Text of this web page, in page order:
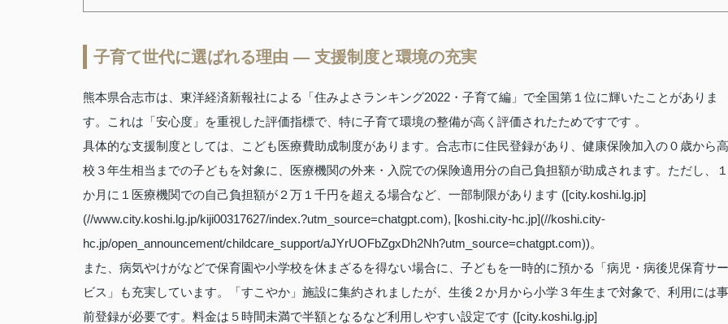
子育て世代に選ばれる理由 ― 支援制度と環境の充実
熊本県合志市は、東洋経済新報社による「住みよさランキング2022・子育て編」で全国第１位に輝いたことがありま
す。これは「安心度」を重視した評価指標で、特に子育て環境の整備が高く評価されたためですです 。
具体的な支援制度としては、こども医療費助成制度があります。合志市に住民登録があり、健康保険加入の０歳から高
校３年生相当までの子どもを対象に、医療機関の外来・入院での保険適用分の自己負担額が助成されます。ただし、１
か月に１医療機関での自己負担額が２万１千円を超える場合など、一部制限があります ([city.koshi.lg.jp]
(//www.city.koshi.lg.jp/kiji00317627/index.?utm_source=chatgpt.com), [koshi.city-hc.jp](//koshi.city-
hc.jp/open_announcement/childcare_support/aJYrUOFbZgxDh2Nh?utm_source=chatgpt.com))。
また、病気やけがなどで保育園や小学校を休まざるを得ない場合に、子どもを一時的に預かる「病児・病後児保育サー
ビス」も充実しています。「すこやか」施設に集約されましたが、生後２か月から小学３年生まで対象で、利用には事
前登録が必要です。料金は５時間未満で半額となるなど利用しやすい設定です ([city.koshi.lg.jp]